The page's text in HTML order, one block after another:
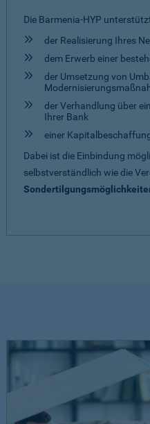
Die Barmenia-HYP
der Realisierung Ihres
dem Erwerb einer
der Umsetzung von
der Verhandlung über
Ihrer Bank
einer
Dabei ist die Einbindung
selbstverständlich wie die